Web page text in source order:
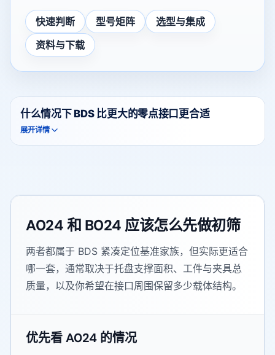
快速判断 型号矩阵
选型与集成
资料与下载
跳转到快速判断、型号矩阵、选型集成和资料下载部分。
什么情况下 BDS 比更大的零点接口更合适
展开详情
A024 和 B024 应该怎么先做初筛
两者都属于 BDS 紧凑定位基准家族，但实际更适合
哪一套，通常取决于托盘支撑面积、工件与夹具总
质量，以及你希望在接口周围保留多少载体结构。
优先看 A024 的情况